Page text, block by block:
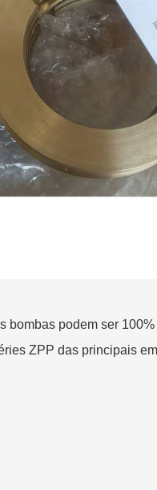
bombas podem ser
ZPP das principais